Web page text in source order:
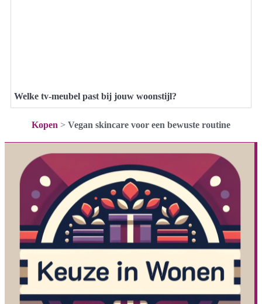
Welke tv-meubel past bij jouw woonstijl?
Kopen > Vegan skincare voor een bewuste routine